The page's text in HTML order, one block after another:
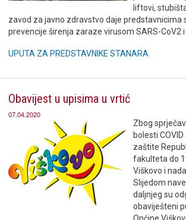
liftovi,
zavod za javno zdravstvo daje predstavnicima
prevencije širenja zaraze virusom SARS-CoV2 i
UPUTA ZA PREDSTAVNIKE STANARA
Obavijest u upisima u vrtić
07.04.2020
Zbog
bolesti
zaštite
fakulteta do
Viškovo i
Slijedom
daljnjeg su
obaviješteni